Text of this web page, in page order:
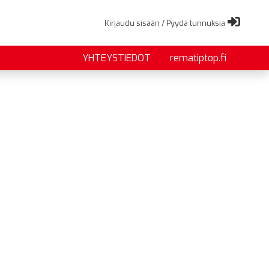
Kirjaudu sisään / Pyydä tunnuksia
YHTEYSTIEDOT rematiptop.fi